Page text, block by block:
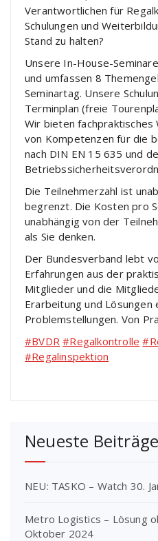
Verantwortlichen für
Schulungen und
Stand zu halten?
Unsere In-House-
und umfassen 8
Seminartag. Unsere
Terminplan (freie
Wir bieten fachpraktisches
von Kompetenzen für die
nach DIN EN 15 635 und
Die Teilnehmerzahl ist
begrenzt. Die Kosten pro
unabhängig von der
als Sie denken.
Der Bundesverband lebt
Erfahrungen aus der
Mitglieder und die
Erarbeitung und Lösungen
Problemstellungen. Von
#BVDR #Regalkontrolle
#Regalinspektion
Neueste Beiträge
NEU: TASKO – Watch 30.
Metro Logistics – Lösung
Oktober 2024